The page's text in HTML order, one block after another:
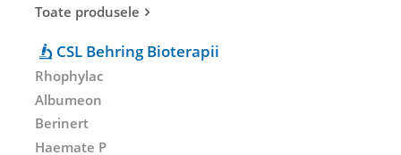
Toate produsele
CSL Behring Bioterapii
Rhophylac
Albumeon
Berinert
Haemate P